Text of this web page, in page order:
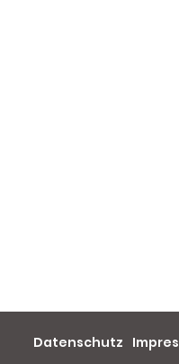
Datenschutz